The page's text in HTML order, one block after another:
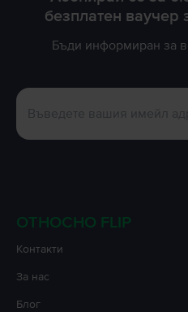
безплатен ваучер
Бъди информиран за
ОТНОСНО FLIP
Контакти
За нас
Блог